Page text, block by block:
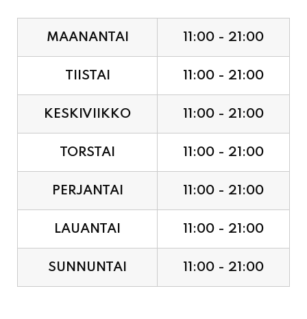
MAANANTAI 11:00 - 21:00
TIISTAI 11:00 - 21:00
KESKIVIIKKO 11:00 - 21:00
TORSTAI 11:00 - 21:00
PERJANTAI 11:00 - 21:00
LAUANTAI 11:00 - 21:00
SUNNUNTAI 11:00 - 21:00